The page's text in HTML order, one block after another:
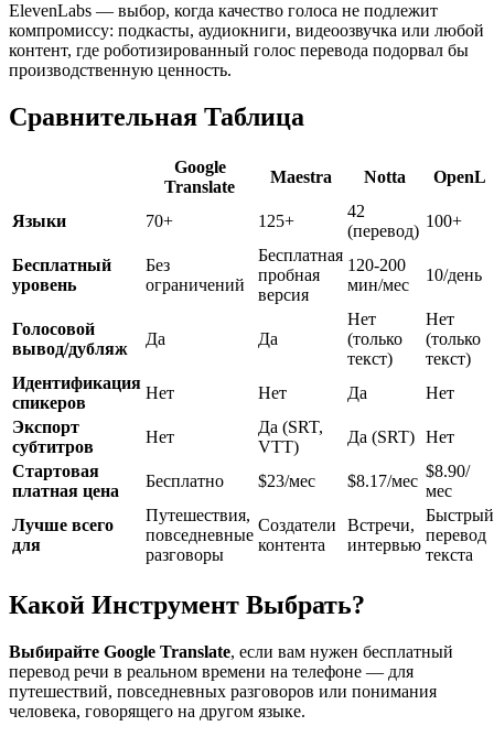
ElevenLabs — выбор, когда качество голоса не подлежит
компромиссу: подкасты, аудиокниги, видеоозвучка или любой
контент, где роботизированный голос перевода подорвал бы
производственную ценность.
Сравнительная Таблица
Google
Translate
Maestra Notta OpenL
Языки 70+ 125+
42
(перевод)
100+
Бесплатный
уровень
Без
ограничений
Бесплатная
пробная
версия
120-200
мин/мес
10/день
Голосовой
вывод/дубляж
Да Да
Нет
(только
текст)
Нет
(только
текст)
Идентификация
спикеров
Нет Нет Да
Нет
Экспорт
субтитров
Нет
Да (SRT,
VTT)
Да (SRT) Нет
Стартовая
платная цена
Бесплатно $23/мес $8.17/мес
$8.90/
мес
Лучше всего
для
Путешествия,
повседневные
разговоры
Создатели
контента
Встречи,
интервью
Быстрый
перевод
текста
Какой Инструмент Выбрать?
Выбирайте Google Translate, если вам нужен бесплатный
перевод речи в реальном времени на телефоне — для
путешествий, повседневных разговоров или понимания
человека, говорящего на другом языке.